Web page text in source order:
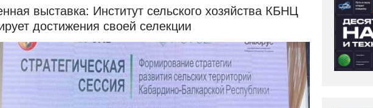
выставка: Институт сельского хозяйства КБНЦ
достижения своей селекции